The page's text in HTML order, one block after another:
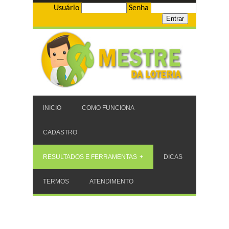
Usuário Senha
INICIO COMO FUNCIONA
CADASTRO
RESULTADOS E FERRAMENTAS DICAS
TERMOS ATENDIMENTO